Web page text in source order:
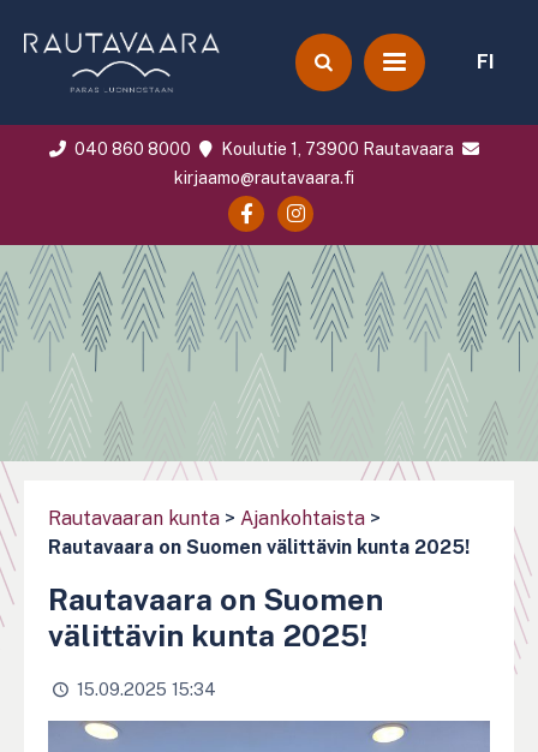
FI
040 860 8000
Koulutie 1, 73900 Rautavaara
kirjaamo@rautavaara.fi
Rautavaaran kunta > Ajankohtaista >
Rautavaara on Suomen välittävin kunta 2025!
Rautavaara on Suomen
välittävin kunta 2025!
15.09.2025 15:34